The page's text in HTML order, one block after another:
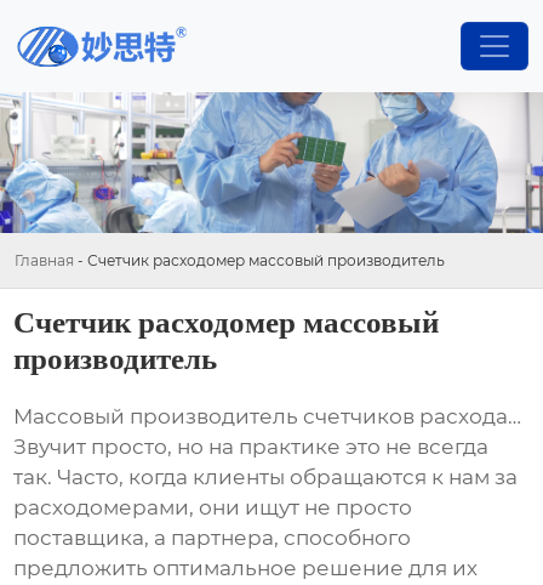
Главная - Счетчик расходомер массовый производитель
Счетчик расходомер массовый
производитель
Массовый производитель счетчиков расхода…
Звучит просто, но на практике это не всегда
так. Часто, когда клиенты обращаются к нам за
расходомерами, они ищут не просто
поставщика, а партнера, способного
предложить оптимальное решение для их